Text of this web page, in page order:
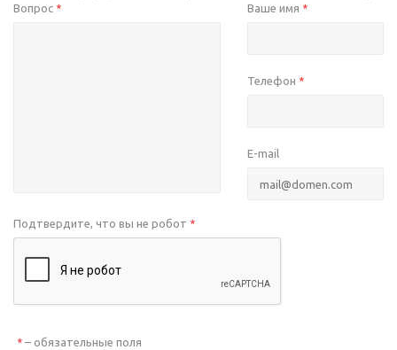
Вопрос * Ваше имя *
Телефон *
E-mail
Подтвердите, что вы не робот *
* – обязательные поля